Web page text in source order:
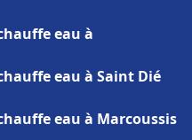
eau à
eau à Saint Dié
eau à Marcoussis